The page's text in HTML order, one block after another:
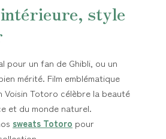
style
pour un fan de Ghibli, ou un
mérité. Film emblématique
Voisin Totoro célèbre la beauté
et du monde naturel.
sweats Totoro pour